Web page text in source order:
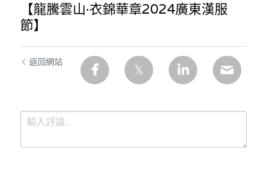
【龍騰雲山·衣錦華章2024廣東漢服
節】
返回網站